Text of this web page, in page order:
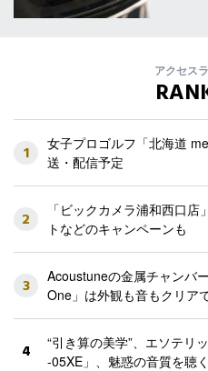
アクセス
1
女子プロゴルフ「北海道
送・配信予定
2
「ビックカメラ浦和西口
トなどのキャンペーンも
3
Acoustuneの金属チャンバ
One」は外観も音もクリア
4
“引き算の美学”、エソテリ
-05XE」、魅惑の音質を聴く